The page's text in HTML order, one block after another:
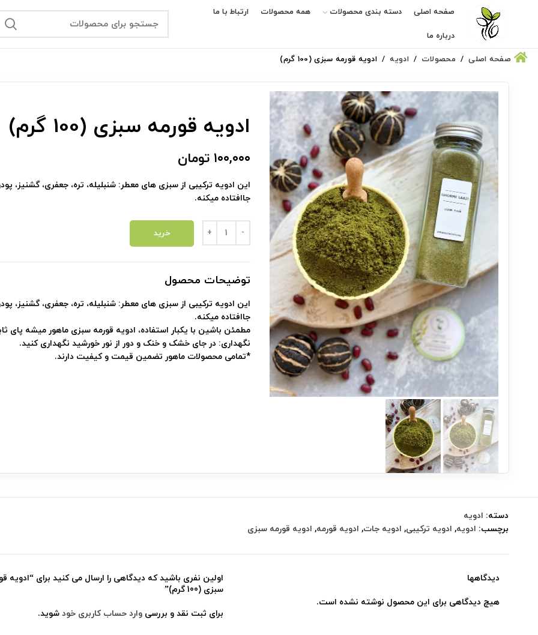
صفحه اصلی دسته بندی محصولات همه محصولات ارتباط با ما
درباره ما
صفحه اصلی محصولات ادویه ادویه قورمه سبزی (100 گرم)
ادویه قورمه سبزی (100 گرم)
۱۰۰,۰۰۰ تومان
این ادویه ترکیبی از سبزی های معطر: شنبلیله، تره، جعفری،
جاافتاده میکنه.
ادویه قورمه سبزی (100 گرم) عدد
خرید
توضیحات محصول
این ادویه ترکیبی از سبزی های معطر: شنبلیله، تره، جعفری،
جاافتاده میکنه.
مطمئن باشین با یکبار استفاده، ادویه قورمه سبزی ماهور میشه پای
نگهداری: در جای خشک و خنک و دور از نور خورشید نگهداری کنید.
*تمامی محصولات ماهور تضمین قیمت و کیفیت دارند.
دسته: ادویه
برچسب: ادویه, ادویه ترکیبی, ادویه جات, ادویه قورمه, ادویه قورمه سبزی
دیدگاهها
هیچ دیدگاهی برای این محصول نوشته نشده است.
اولین نفری باشید که دیدگاهی را ارسال می کنید برای “ادویه
سبزی (100 گرم)”
برای ثبت نقد و بررسیوارد حساب کاربری خود شوید.